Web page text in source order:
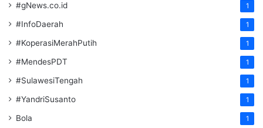
#gNews.co.id 1
#InfoDaerah 1
#KoperasiMerahPutih 1
#MendesPDT 1
#SulawesiTengah 1
#YandriSusanto 1
Bola 1